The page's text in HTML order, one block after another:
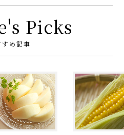
Picks
すめ記事